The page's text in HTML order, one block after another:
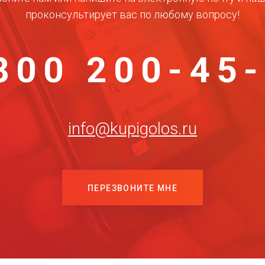
проконсультирует вас по любому вопросу!
200-
info@kupigolos.ru
ПЕРЕЗВОНИТЕ МНЕ